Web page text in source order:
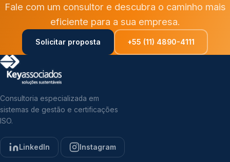
Fale com um consultor e descubra o caminho mais
eficiente para a sua empresa.
Solicitar proposta +55 (11) 4890-4111
Consultoria especializada em
sistemas de gestão e certificações
ISO.
LinkedIn Instagram